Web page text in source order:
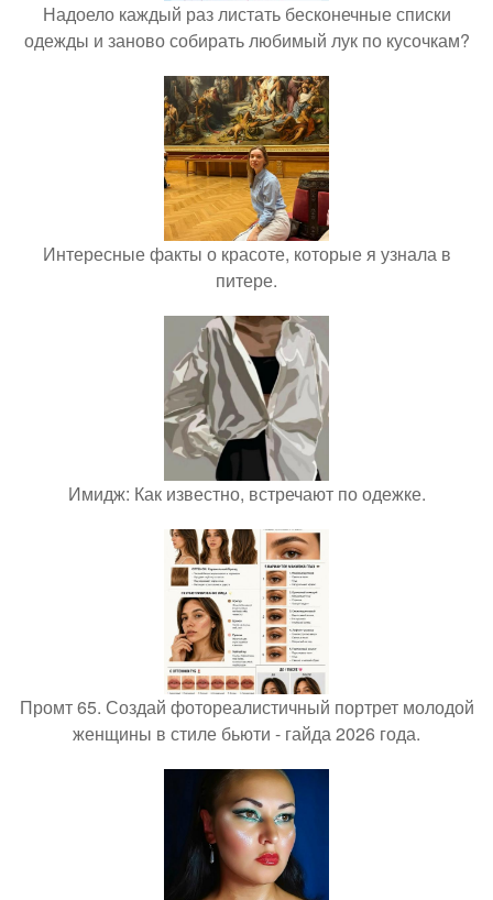
Надоело каждый раз листать бесконечные списки
одежды и заново собирать любимый лук по кусочкам?
Интересные факты о красоте, которые я узнала в
питере.
Имидж: Как известно, встречают по одежке.
Промт 65. Создай фотореалистичный портрет молодой
женщины в стиле бьюти - гайда 2026 года.